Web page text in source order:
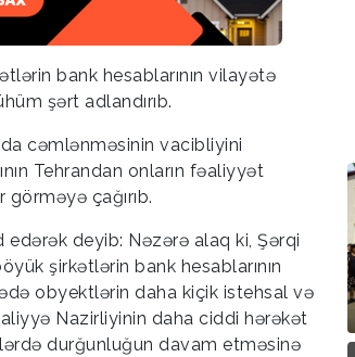
bank hesablarının vilayətə
şərt adlandırıb.
cəmlənməsinin vacibliyini
Tehrandan onların fəaliyyət
çağırıb.
deyib: Nəzərə alaq ki, Şərqi
şirkətlərin bank hesablarının
obyektlərin daha kiçik istehsal və
Nazirliyinin daha ciddi hərəkət
durğunluğun davam etməsinə